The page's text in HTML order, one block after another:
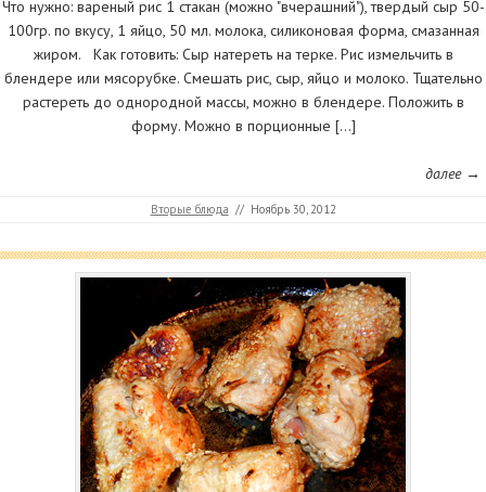
Что нужно: вареный рис 1 стакан (можно "вчерашний"), твердый сыр 50-
100гр. по вкусу, 1 яйцо, 50 мл. молока, силиконовая форма, смазанная
жиром. Как готовить: Сыр натереть на терке. Рис измельчить в
блендере или мясорубке. Смешать рис, сыр, яйцо и молоко. Тщательно
растереть до однородной массы, можно в блендере. Положить в
форму. Можно в порционные […]
далее →
Вторые блюда // Ноябрь 30, 2012